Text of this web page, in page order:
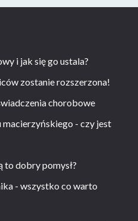
i jak się go ustala?
zostanie rozszerzona!
chorobowe
macierzyńskiego - czy jest
to dobry pomysł?
- wszystko co warto